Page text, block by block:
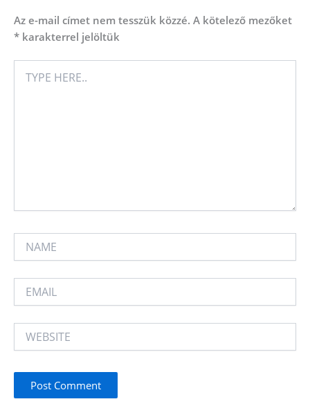
Az e-mail címet nem tesszük közzé. A kötelező mezőket
* karakterrel jelöltük
HERE..